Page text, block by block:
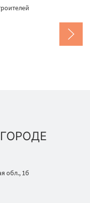
обл., 1б